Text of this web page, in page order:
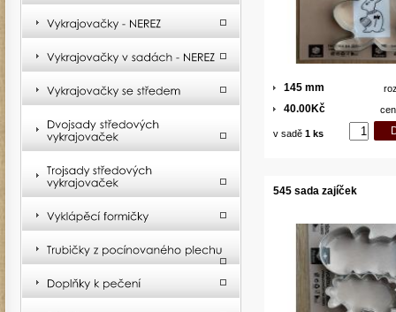
145 mm
40.00Kč
v sadě 1 ks
545 sada zajíček